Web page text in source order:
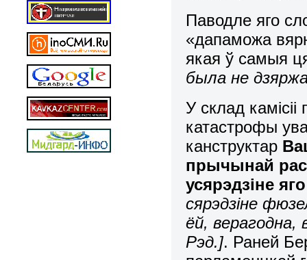
Паводле яго
«дапаможа
якая ў самыя
была не
У склад
катастрофы
канструктар
прычынай
усярэдзіне
сярэдзіне
ёй,
Рэд.]. Раней